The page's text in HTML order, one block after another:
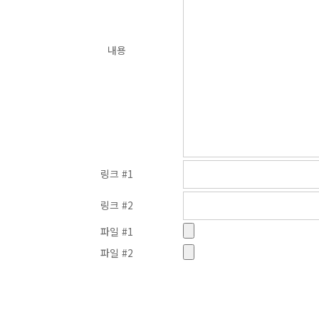
내용
링크 #1
링크 #2
파일 #1
파일 #2